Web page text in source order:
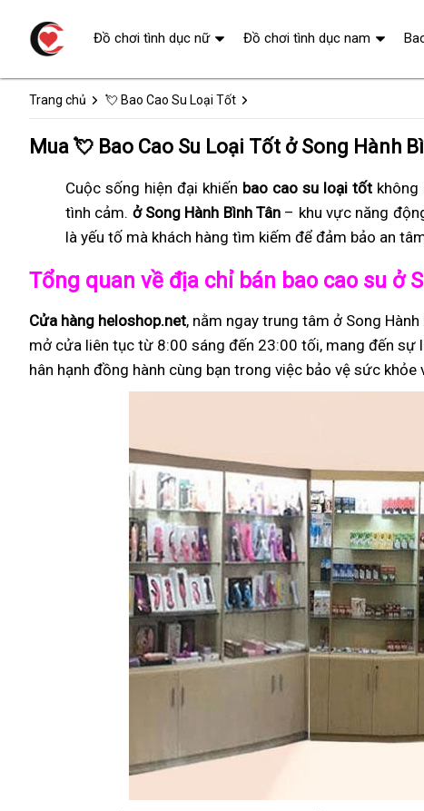
Trang chủ 💘 Bao Cao Su Loại Tốt
Mua 💘 Bao Cao Su Loại Tốt ở Song Hành
Cuộc sống hiện đại khiến bao cao su loại tốt
tình cảm. ở Song Hành Bình Tân – khu vực năng
là yếu tố mà khách hàng tìm kiếm để đảm bảo an
Tổng quan về địa chỉ bán bao cao su ở
Cửa hàng heloshop.net, nằm ngay trung tâm ở Song Hành
mở cửa liên tục từ 8:00 sáng đến 23:00 tối, mang đến sự
hân hạnh đồng hành cùng bạn trong việc bảo vệ sức
Đồ chơi tình dục nữ Đồ chơi tình dục nam